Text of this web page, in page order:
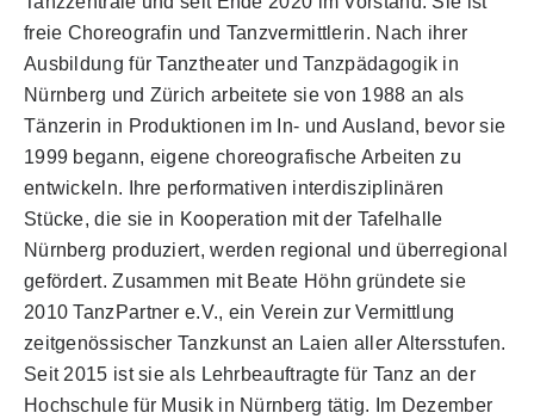
freie Choreografin und Tanzvermittlerin. Nach ihrer
Ausbildung für Tanztheater und Tanzpädagogik in
Nürnberg und Zürich arbeitete sie von 1988 an als
Tänzerin in Produktionen im In- und Ausland, bevor sie
1999 begann, eigene choreografische Arbeiten zu
entwickeln. Ihre performativen interdisziplinären
Stücke, die sie in Kooperation mit der Tafelhalle
Nürnberg produziert, werden regional und überregional
gefördert. Zusammen mit Beate Höhn gründete sie
2010 TanzPartner e.V., ein Verein zur Vermittlung
zeitgenössischer Tanzkunst an Laien aller Altersstufen.
Seit 2015 ist sie als Lehrbeauftragte für Tanz an der
Hochschule für Musik in Nürnberg tätig. Im Dezember